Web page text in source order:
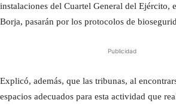
instalaciones del Cuartel General del Ejército,
Borja, pasarán por los protocolos de
Publicidad
Explicó, además, que las tribunas, al
espacios adecuados para esta actividad que